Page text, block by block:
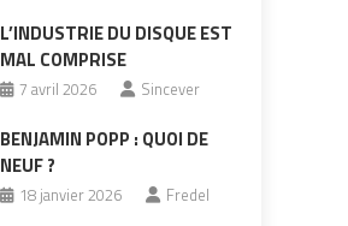
L’INDUSTRIE DU DISQUE EST
MAL COMPRISE
7 avril 2026 Sincever
BENJAMIN POPP : QUOI DE
NEUF ?
18 janvier 2026 Fredel